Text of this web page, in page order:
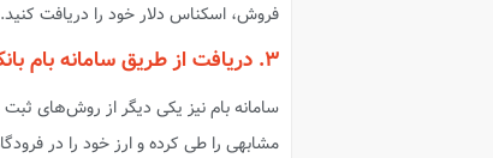
فروش، اسکناس دلار خود را دریافت
۳. دریافت از طریق سامانه بام بانک ملی
سامانه بام نیز یکی دیگر از روش‌های
مشابهی را طی کرده و ارز خود را در